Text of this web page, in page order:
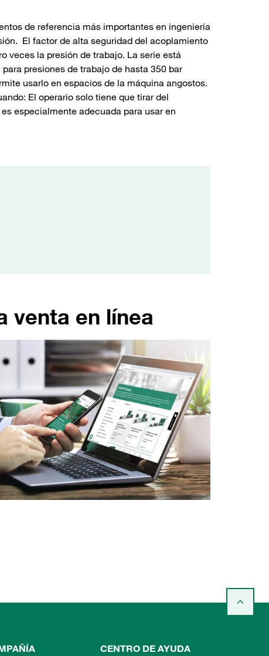
de referencia más importantes en ingeniería
El factor de alta seguridad del acoplamiento
veces la presión de trabajo. La serie está
presiones de trabajo de hasta 350 bar
usarlo en espacios de la máquina angostos.
El operario solo tiene que tirar del
especialmente adecuada para usar en
venta en línea
CENTRO DE AYUDA